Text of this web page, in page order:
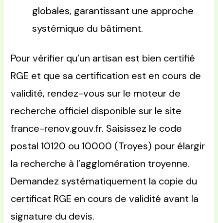
globales, garantissant une approche
systémique du bâtiment.
Pour vérifier qu’un artisan est bien certifié
RGE et que sa certification est en cours de
validité, rendez-vous sur le moteur de
recherche officiel disponible sur le site
france-renov.gouv.fr. Saisissez le code
postal 10120 ou 10000 (Troyes) pour élargir
la recherche à l’agglomération troyenne.
Demandez systématiquement la copie du
certificat RGE en cours de validité avant la
signature du devis.